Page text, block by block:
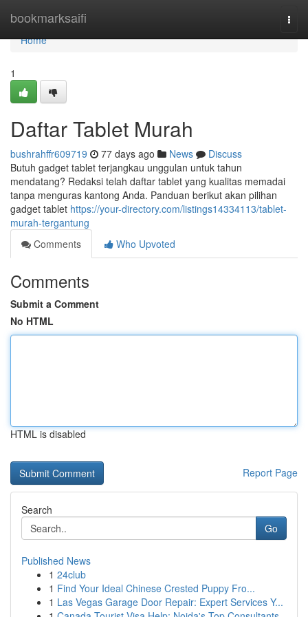
bookmarksaifi
Home
Home
1
Daftar Tablet Murah
bushrahffr609719 77 days ago News
Discuss
Butuh gadget tablet terjangkau unggulan untuk tahun
mendatang? Redaksi telah daftar tablet yang kualitas memadai
tanpa menguras kantong Anda. Panduan berikut akan pilihan
gadget tablet https://your-directory.com/listings14334113/tablet-
murah-tergantung
Comments
Who Upvoted
Comments
Submit a Comment
No HTML
HTML is disabled
Report Page
Search
Go
Published News
1 24club
1 Find Your Ideal Chinese Crested Puppy Fro...
1 Las Vegas Garage Door Repair: Expert Services Y...